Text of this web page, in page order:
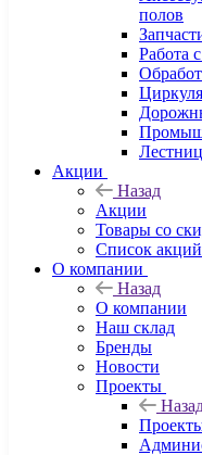
полов
Работа
Акции
Назад
Акции
Товары со
Список акций
О компании
Назад
О компании
Наш склад
Бренды
Новости
Проекты